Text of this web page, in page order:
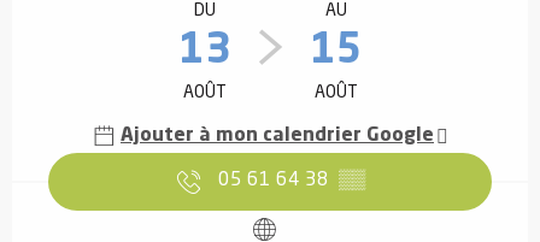
DU
13
AOÛT
AU
15
AOÛT
Ajouter à mon calendrier Google
05 61 64 38 ▒▒